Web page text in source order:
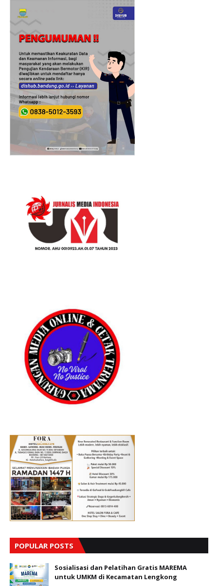
POPULAR POSTS
Sosialisasi dan Pelatihan Gratis MAREMA
untuk UMKM di Kecamatan Lengkong